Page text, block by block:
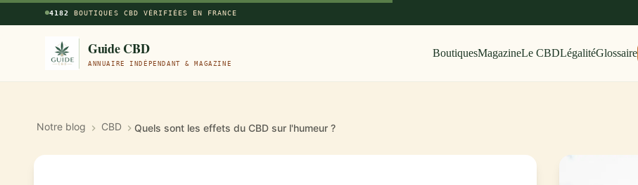
Aller au contenu principal
4182 BOUTIQUES CBD VÉRIFIÉES EN FRANCE
Guide CBD
ANNUAIRE INDÉPENDANT & MAGAZINE
BoutiquesMagazineLe CBDLégalitéGlossaire
Notre blog CBD Quels sont les effets du CBD sur l'humeur ?